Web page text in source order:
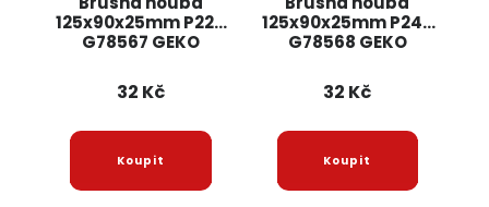
125x90x25mm P220
G78567 GEKO
32 Kč
125x90x25mm P240
G78568 GEKO
32 Kč